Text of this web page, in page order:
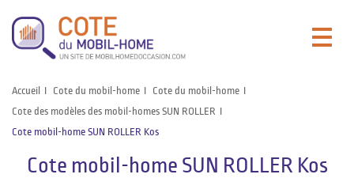
Accueil Cote du mobil-home
Cote du mobil-home
Cote des modèles des mobil-homes SUN ROLLER
Cote mobil-home SUN ROLLER Kos
Cote mobil-home SUN ROLLER Kos